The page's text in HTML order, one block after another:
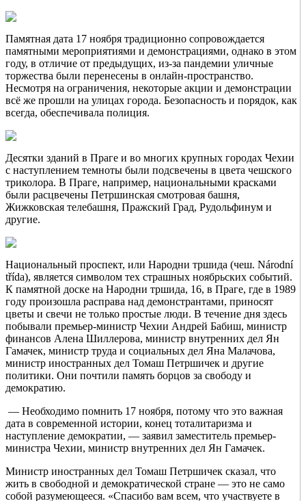
Памятная дата 17 ноября традиционно сопровождается
памятными мероприятиями и демонстрациями, однако в этом
году, в отличие от предыдущих, из-за пандемии уличные
торжества были перенесены в онлайн-пространство.
Несмотря на ограничения, некоторые акции и демонстрации
всё же прошли на улицах города. Безопасность и порядок, как
всегда, обеспечивала полиция.
Десятки зданий в Праге и во многих крупных городах Чехии
с наступлением темноты были подсвечены в цвета чешского
триколора. В Праге, например, национальными красками
были расцвечены Петршинская смотровая башня,
Жижковская телебашня, Пражский Град, Рудольфинум и
другие.
Национальный проспект, или Народни тршида (чеш. Národní
třída), является символом тех страшных ноябрьских событий.
К памятной доске на Народни тршида, 16, в Праге, где в 1989
году произошла расправа над демонстрантами, приносят
цветы и свечи не только простые люди. В течение дня здесь
побывали премьер-министр Чехии Андрей Бабиш, министр
финансов Алена Шиллерова, министр внутренних дел Ян
Гамачек, министр труда и социальных дел Яна Малачова,
министр иностранных дел Томаш Петршичек и другие
политики. Они почтили память борцов за свободу и
демократию.
— Необходимо помнить 17 ноября, потому что это важная
дата в современной истории, конец тоталитаризма и
наступление демократии, — заявил заместитель премьер-
министра Чехии, министр внутренних дел Ян Гамачек.
Министр иностранных дел Томаш Петршичек сказал, что
жить в свободной и демократической стране — это не само
собой разумеющееся. «Спасибо вам всем, что участвуете в